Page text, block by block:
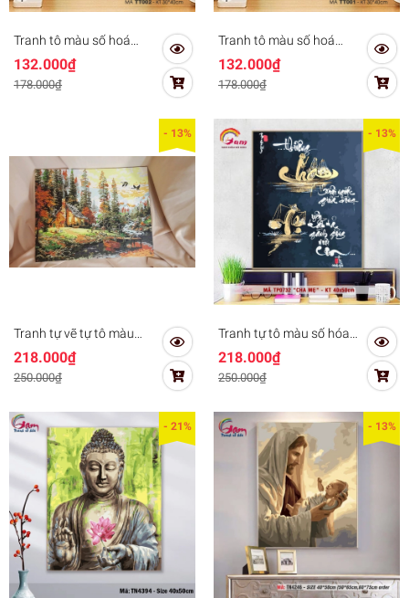
Tranh tô màu số hoá
Gam TT00 căng sẵn
khung
132.000₫
178.000₫
Tranh tô màu số hoá
Gam TT00 căng sẵn
khung
132.000₫
178.000₫
- 13%
Tranh tự vẽ tự tô màu
theo số Gam phong cảnh
mùa thu lá vàng
PC0017B - TQ0385 -
218.000₫
250.000₫
- 13%
Tranh tự tô màu số hóa
Gam thư pháp Việt Cha
mẹ mã TP0732
218.000₫
250.000₫
- 21% - 13%